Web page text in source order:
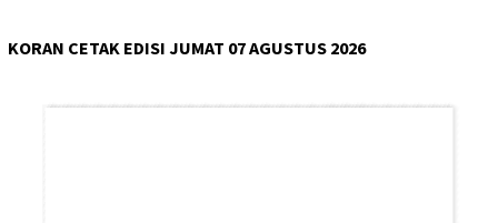
KORAN CETAK EDISI JUMAT 07 AGUSTUS 2026